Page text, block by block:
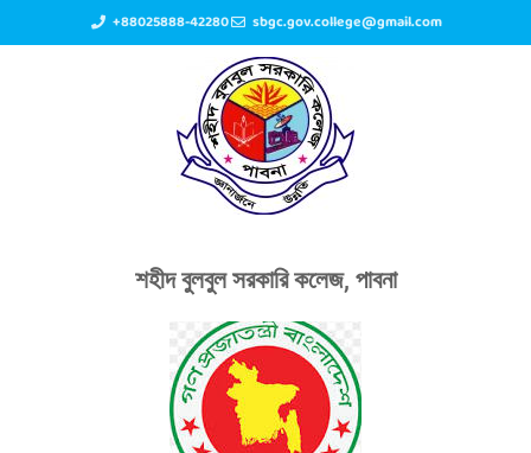
+88025888-42280 sbgc.gov.college@gmail.com
শহীদ বুলবুল সরকারি কলেজ, পাবনা